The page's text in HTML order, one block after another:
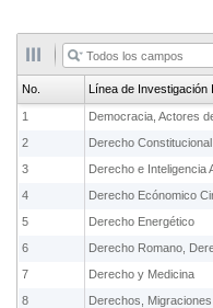
1
Democracia, Actores
2
Derecho
3
Derecho e Inteligencia
4
Derecho Ecónomico
5
Derecho Energético
6
Derecho Romano,
7
Derecho y Medicina
8
Derechos,
No. Línea de Investigación